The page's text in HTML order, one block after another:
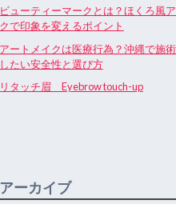
ビューティーマークとは？ほくろ風
クで印象を変えるポイント
アートメイクは医療行為？沖縄で施
したい安全性と選び方
リタッチ眉 Eyebrow touch-up
アーカイブ